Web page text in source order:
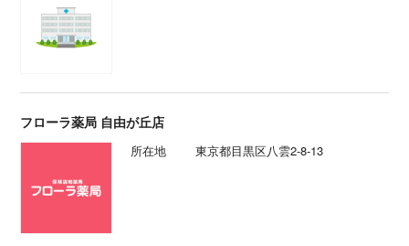
フローラ薬局 自由が丘店
所在地 東京都目黒区八雲2-8-13